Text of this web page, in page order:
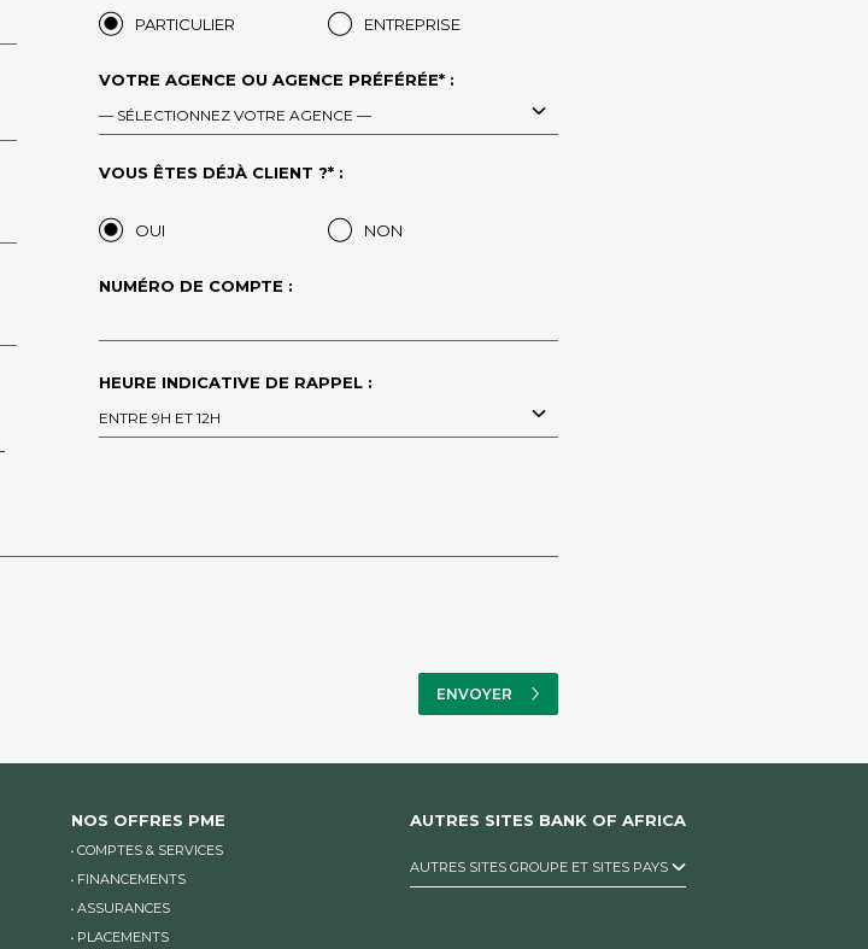
PARTICULIER ENTREPRISE
VOTRE AGENCE OU AGENCE PRÉFÉRÉE* :
— SÉLECTIONNEZ VOTRE AGENCE —
VOUS ÊTES DÉJÀ CLIENT ?* :
OUI NON
NUMÉRO DE COMPTE :
HEURE INDICATIVE DE RAPPEL :
ENTRE 9H ET 12H
NOS OFFRES PME
COMPTES & SERVICES
FINANCEMENTS
ASSURANCES
PLACEMENTS
AUTRES SITES BANK OF AFRICA
AUTRES SITES GROUPE ET SITES PAYS